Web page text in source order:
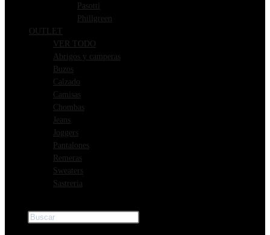
Pasotti
Phillgreen
OUTLET
VER TODO
Abrigos y camperas
Buzos
Calzado
Camisas
Chombas
Jeans
Joggers
Pantalones
Remeras
Sweaters
Sastreria